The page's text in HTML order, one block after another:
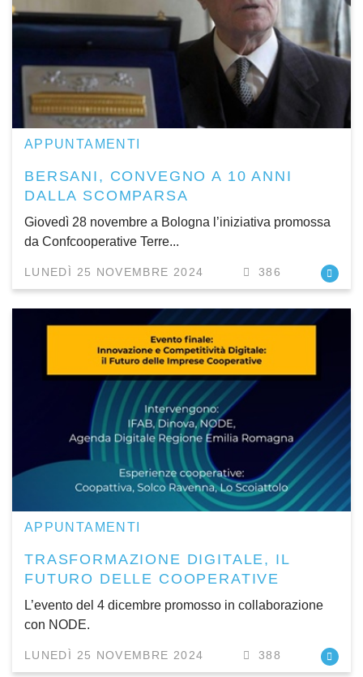
APPUNTAMENTI
BERSANI, CONVEGNO A 10 ANNI
DALLA SCOMPARSA
Giovedì 28 novembre a Bologna l’iniziativa promossa
da Confcooperative Terre...
LUNEDÌ 25 NOVEMBRE 2024 386
APPUNTAMENTI
TRASFORMAZIONE DIGITALE, IL
FUTURO DELLE COOPERATIVE
L’evento del 4 dicembre promosso in collaborazione
con NODE.
LUNEDÌ 25 NOVEMBRE 2024 388